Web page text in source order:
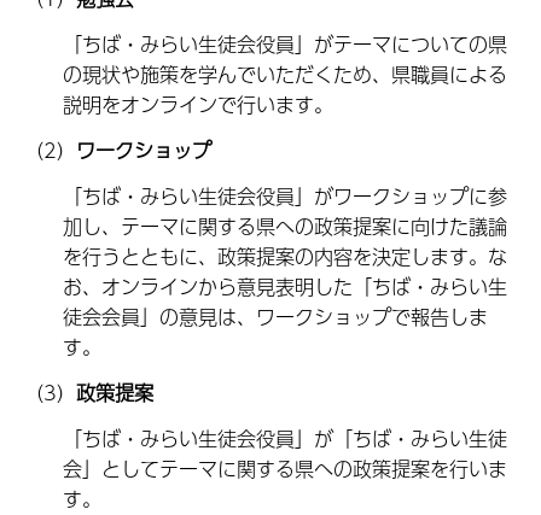
「ちば・みらい生徒会役員」がテーマについての県
の現状や施策を学んでいただくため、県職員による
説明をオンラインで行います。
（2） ワークショップ
「ちば・みらい生徒会役員」がワークショップに参
加し、テーマに関する県への政策提案に向けた議論
を行うとともに、政策提案の内容を決定します。な
お、オンラインから意見表明した「ちば・みらい生
徒会会員」の意見は、ワークショップで報告しま
す。
（3） 政策提案
「ちば・みらい生徒会役員」が「ちば・みらい生徒
会」としてテーマに関する県への政策提案を行いま
す。